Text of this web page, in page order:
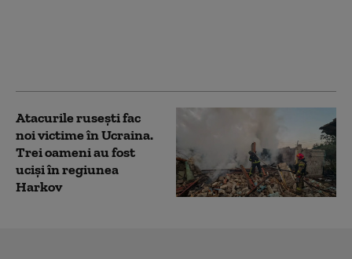
Atacurile rusești fac
noi victime în Ucraina.
Trei oameni au fost
uciși în regiunea
Harkov